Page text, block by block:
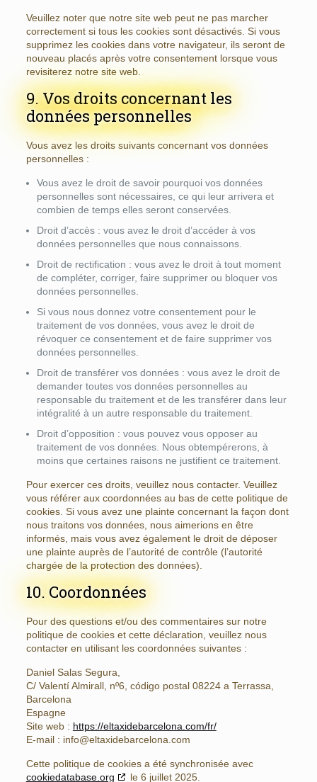
Veuillez noter que notre site web peut ne pas marcher
correctement si tous les cookies sont désactivés. Si vous
supprimez les cookies dans votre navigateur, ils seront de
nouveau placés après votre consentement lorsque vous
revisiterez notre site web.
9. Vos droits concernant les
données personnelles
Vous avez les droits suivants concernant vos données
personnelles :
Vous avez le droit de savoir pourquoi vos données
personnelles sont nécessaires, ce qui leur arrivera et
combien de temps elles seront conservées.
Droit d’accès : vous avez le droit d’accéder à vos
données personnelles que nous connaissons.
Droit de rectification : vous avez le droit à tout moment
de compléter, corriger, faire supprimer ou bloquer vos
données personnelles.
Si vous nous donnez votre consentement pour le
traitement de vos données, vous avez le droit de
révoquer ce consentement et de faire supprimer vos
données personnelles.
Droit de transférer vos données : vous avez le droit de
demander toutes vos données personnelles au
responsable du traitement et de les transférer dans leur
intégralité à un autre responsable du traitement.
Droit d’opposition : vous pouvez vous opposer au
traitement de vos données. Nous obtempérerons, à
moins que certaines raisons ne justifient ce traitement.
Pour exercer ces droits, veuillez nous contacter. Veuillez
vous référer aux coordonnées au bas de cette politique de
cookies. Si vous avez une plainte concernant la façon dont
nous traitons vos données, nous aimerions en être
informés, mais vous avez également le droit de déposer
une plainte auprès de l’autorité de contrôle (l’autorité
chargée de la protection des données).
10. Coordonnées
Pour des questions et/ou des commentaires sur notre
politique de cookies et cette déclaration, veuillez nous
contacter en utilisant les coordonnées suivantes :
Daniel Salas Segura,
C/ Valentí Almirall, nº6, código postal 08224 a Terrassa,
Barcelona
Espagne
Site web : https://eltaxidebarcelona.com/fr/
E-mail : info@eltaxidebarcelona.com
Cette politique de cookies a été synchronisée avec
cookiedatabase.org
le 6 juillet 2025.